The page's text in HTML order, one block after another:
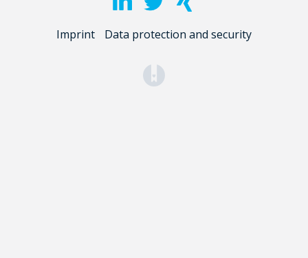
Imprint Data protection and security